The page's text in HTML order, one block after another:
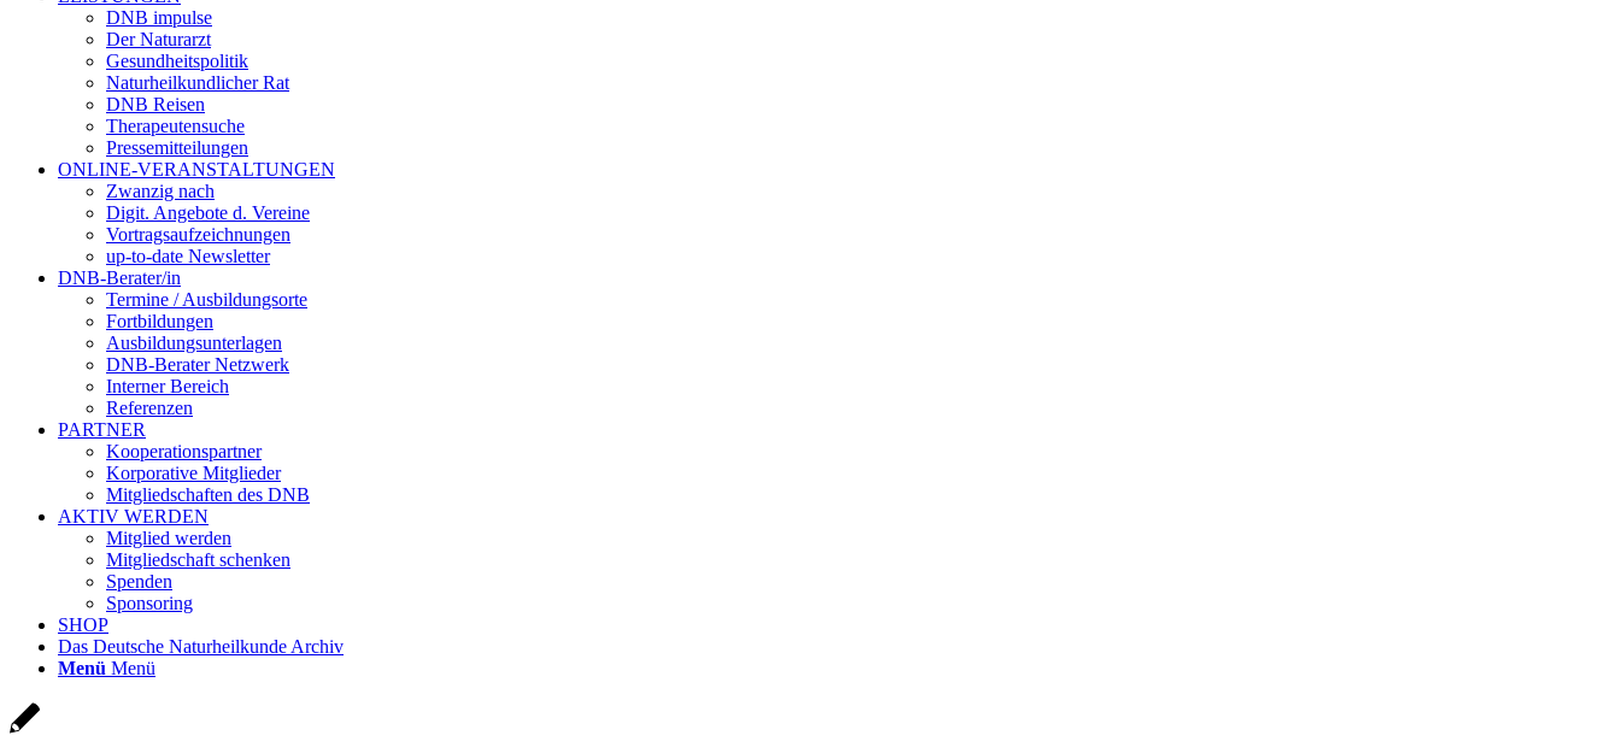
DNB impulse
Der Naturarzt
Gesundheitspolitik
Naturheilkundlicher Rat
DNB Reisen
Therapeutensuche
Pressemitteilungen
ONLINE-VERANSTALTUNGEN
Zwanzig nach
Digit. Angebote d. Vereine
Vortragsaufzeichnungen
up-to-date Newsletter
DNB-Berater/in
Termine / Ausbildungsorte
Fortbildungen
Ausbildungsunterlagen
DNB-Berater Netzwerk
Interner Bereich
Referenzen
PARTNER
Kooperationspartner
Korporative Mitglieder
Mitgliedschaften des DNB
AKTIV WERDEN
Mitglied werden
Mitgliedschaft schenken
Spenden
Sponsoring
SHOP
Das Deutsche Naturheilkunde Archiv
Menü Menü